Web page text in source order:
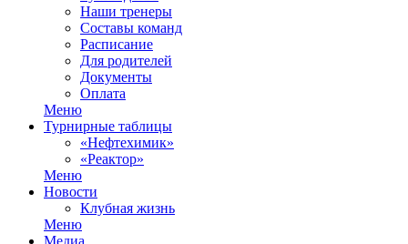
Наши тренеры
Составы команд
Расписание
Для родителей
Документы
Оплата
Меню
Турнирные таблицы
«Нефтехимик»
«Реактор»
Меню
Новости
Клубная жизнь
Меню
Медиа